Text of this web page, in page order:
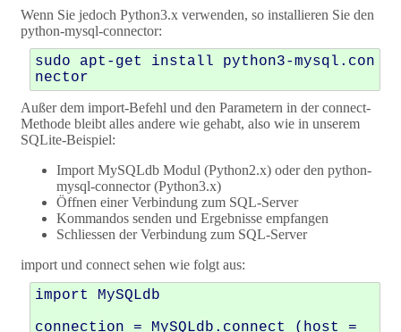
Wenn Sie jedoch Python3.x verwenden, so installieren Sie den
python-mysql-connector:
sudo apt-get install python3-mysql.con
Außer dem import-Befehl und den Parametern in der connect-
Methode bleibt alles andere wie gehabt, also wie in unserem
SQLite-Beispiel:
Import MySQLdb Modul (Python2.x) oder den python-
mysql-connector (Python3.x)
Öffnen einer Verbindung zum SQL-Server
Kommandos senden und Ergebnisse empfangen
Schliessen der Verbindung zum SQL-Server
import und connect sehen wie folgt aus:
import MySQLdb
connection = MySQLdb.connect (host =